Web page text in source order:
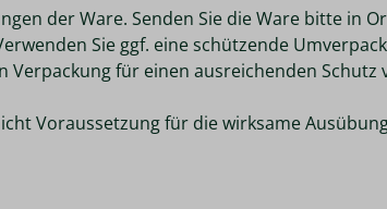
der Ware. Senden Sie die Ware bitte in
Sie ggf. eine schützende
für einen ausreichenden Schutz
Voraussetzung für die wirksame